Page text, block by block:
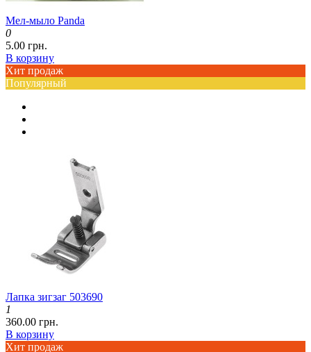
Мел-мыло Panda
0
5.00 грн.
В корзину
Хит продаж
Популярный
Лапка зигзаг 503690
1
360.00 грн.
В корзину
Хит продаж